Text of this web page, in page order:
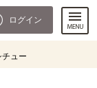
ログイン
ュー